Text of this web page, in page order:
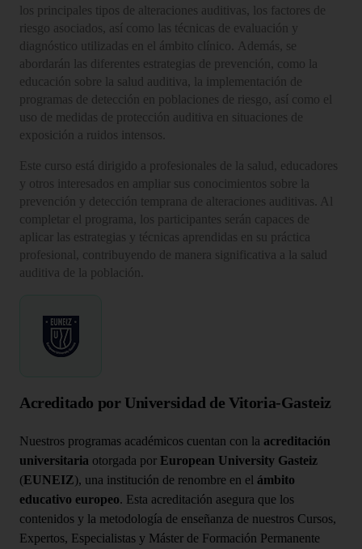
los principales tipos de alteraciones auditivas, los factores de
riesgo asociados, así como las técnicas de evaluación y
diagnóstico utilizadas en el ámbito clínico. Además, se
abordarán las diferentes estrategias de prevención, como la
educación sobre la salud auditiva, la implementación de
programas de detección en poblaciones de riesgo, así como el
uso de medidas de protección auditiva en situaciones de
exposición a ruidos intensos.
Este curso está dirigido a profesionales de la salud, educadores
y otros interesados en ampliar sus conocimientos sobre la
prevención y detección temprana de alteraciones auditivas. Al
completar el programa, los participantes serán capaces de
aplicar las estrategias y técnicas aprendidas en su práctica
profesional, contribuyendo de manera significativa a la salud
auditiva de la población.
Acreditado por Universidad de Vitoria-Gasteiz
Nuestros programas académicos cuentan con la acreditación
universitaria otorgada por European University Gasteiz
(EUNEIZ), una institución de renombre en el ámbito
educativo europeo. Esta acreditación asegura que los
contenidos y la metodología de enseñanza de nuestros Cursos,
Expertos, Especialistas y Máster de Formación Permanente